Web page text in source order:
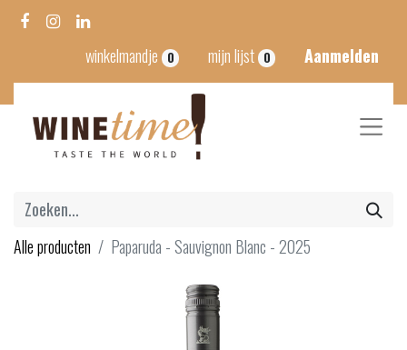
winkelmandje 0 mijn lijst 0 Aanmelden
Alle producten Paparuda - Sauvignon Blanc - 2025